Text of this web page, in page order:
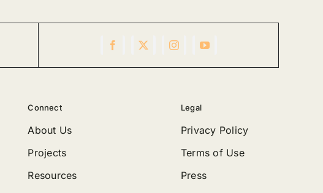
Connect
About Us
Projects
Resources
Legal
Privacy Policy
Terms of Use
Press